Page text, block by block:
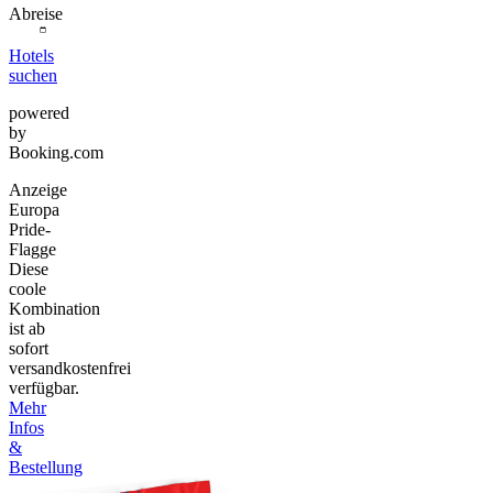
Abreise
Hotels
suchen
powered
by
Booking.com
Anzeige
Europa
Pride-
Flagge
Diese
coole
Kombination
ist ab
sofort
versandkostenfrei
verfügbar.
Mehr
Infos
&
Bestellung